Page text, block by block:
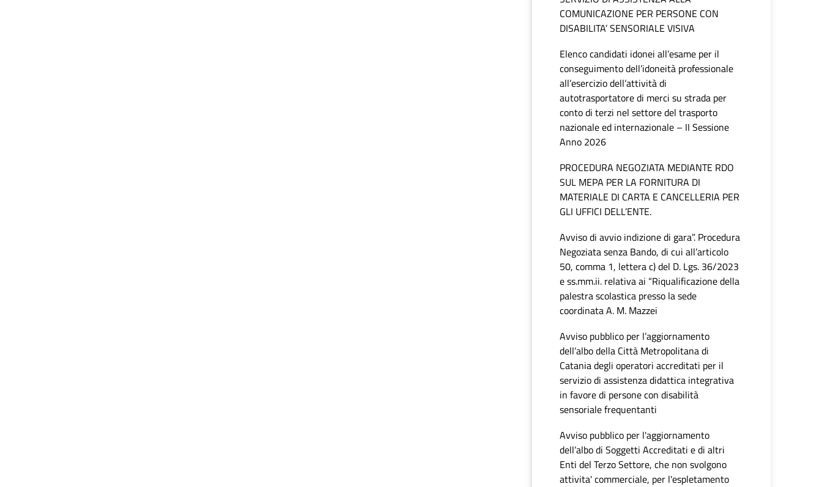
COMUNICAZIONE PER PERSONE CON
DISABILITA’ SENSORIALE VISIVA
Elenco candidati idonei all’esame per il
conseguimento dell’idoneità professionale
all’esercizio dell’attività di
autotrasportatore di merci su strada per
conto di terzi nel settore del trasporto
nazionale ed internazionale – II Sessione
Anno 2026
PROCEDURA NEGOZIATA MEDIANTE RDO
SUL MEPA PER LA FORNITURA DI
MATERIALE DI CARTA E CANCELLERIA PER
GLI UFFICI DELL’ENTE.
Avviso di avvio indizione di gara”. Procedura
Negoziata senza Bando, di cui all’articolo
50, comma 1, lettera c) del D. Lgs. 36/2023
e ss.mm.ii. relativa ai “Riqualificazione della
palestra scolastica presso la sede
coordinata A. M. Mazzei
Avviso pubblico per l’aggiornamento
dell’albo della Città Metropolitana di
Catania degli operatori accreditati per il
servizio di assistenza didattica integrativa
in favore di persone con disabilità
sensoriale frequentanti
Avviso pubblico per l'aggiornamento
dell’albo di Soggetti Accreditati e di altri
Enti del Terzo Settore, che non svolgono
attivita' commerciale, per l'espletamento